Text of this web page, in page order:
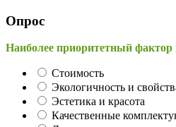
Опрос
Наиболее приоритетный
Стоимость
Экологичность и
Эстетика и красота
Качественные